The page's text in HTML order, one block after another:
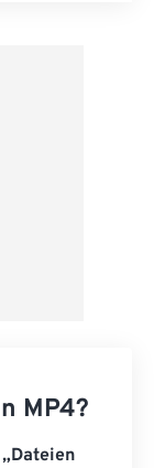
MP4?
„Dateien